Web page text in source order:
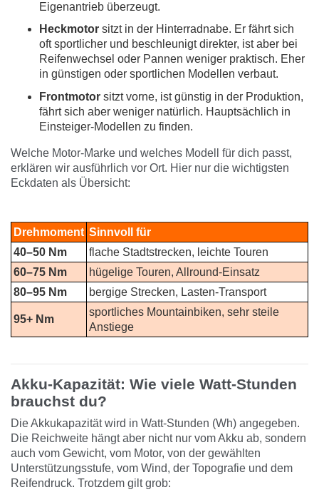
Eigenantrieb überzeugt.
Heckmotor sitzt in der Hinterradnabe. Er fährt sich
oft sportlicher und beschleunigt direkter, ist aber bei
Reifenwechsel oder Pannen weniger praktisch. Eher
in günstigen oder sportlichen Modellen verbaut.
Frontmotor sitzt vorne, ist günstig in der Produktion,
fährt sich aber weniger natürlich. Hauptsächlich in
Einsteiger-Modellen zu finden.
Welche Motor-Marke und welches Modell für dich passt,
erklären wir ausführlich vor Ort. Hier nur die wichtigsten
Eckdaten als Übersicht:
Drehmoment Sinnvoll für
40–50 Nm
flache Stadtstrecken, leichte Touren
60–75 Nm
hügelige Touren, Allround-Einsatz
80–95 Nm
bergige Strecken, Lasten-Transport
95+ Nm
sportliches Mountainbiken, sehr steile
Anstiege
Akku-Kapazität: Wie viele Watt-Stunden
brauchst du?
Die Akkukapazität wird in Watt-Stunden (Wh) angegeben.
Die Reichweite hängt aber nicht nur vom Akku ab, sondern
auch vom Gewicht, vom Motor, von der gewählten
Unterstützungsstufe, vom Wind, der Topografie und dem
Reifendruck. Trotzdem gilt grob: